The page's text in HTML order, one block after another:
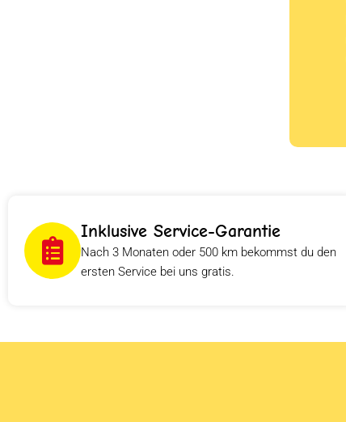
Inklusive Service-Garantie
Nach 3 Monaten oder 500 km bekommst du den
ersten Service bei uns gratis.